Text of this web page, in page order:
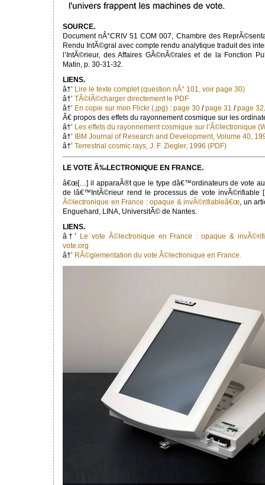
SOURCE.
Document nÂ°CRIV 51 COM 007, Chambre des
Rendu IntÃ©gral avec compte rendu analytique traduit des
l’IntÃ©rieur, des Affaires GÃ©nÃ©rales et de la Fonction
Matin, p. 30-31-32.
LIENS.
â†’ Lire le texte complet (question nÂ° 101, voir page 30)
â†’ TÃ©lÃ©charger directement le PDF
â†’ En copie sur mon Flickr (.jpg) : page 30 /page 31 /page 32.
Ã€ propos des effets du rayonnement cosmique sur les
â†’ Les effets du rayonnement cosmique sur l’Ã©lectronique
â†’
IBM Journal of Research and Development, Volume 40,
â†’ Terrestrial cosmic rays, J. F. Ziegler, 1996 (PDF)
LE VOTE Ã‰LECTRONIQUE EN FRANCE.
â€œ[…] il apparaÃ®t que le type dâ€™ordinateurs de vote
de lâ€™IntÃ©rieur rend le processus de vote
Ã©lectronique en France : opaque & invÃ©rifiableâ€œ, un
Enguehard, LINA, UniversitÃ© de Nantes.
LIENS.
â†’
Le vote Ã©lectronique en France : opaque &
vote.org
â†’ RÃ©glementation du vote Ã©lectronique en France.